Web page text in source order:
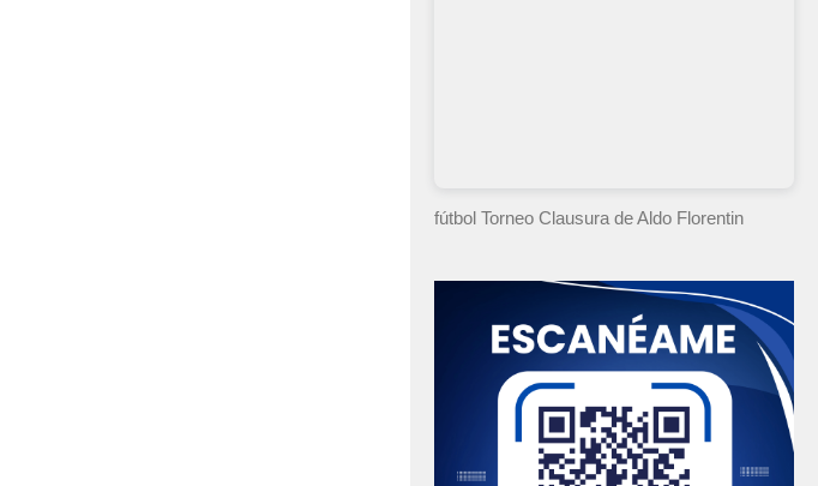
fútbol Torneo Clausurade Aldo Florentin